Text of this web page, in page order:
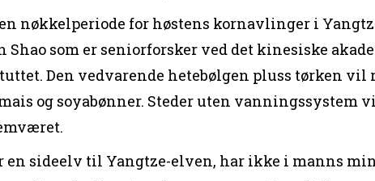
nøkkelperiode for høstens kornavlinger i
Shao som er seniorforsker ved det kinesiske
Den vedvarende hetebølgen pluss tørken vil
og soyabønner. Steder uten vanningssystem
en sideelv til Yangtze-elven, har ikke i manns